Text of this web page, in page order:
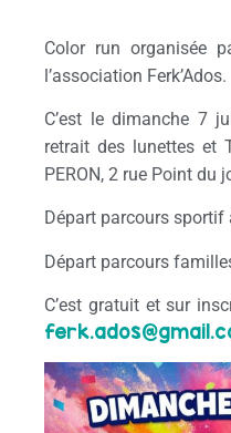
Color run organisée
l’association Ferk’Ados.
C’est le dimanche 7
retrait des lunettes et
PERON, 2 rue Point du
Départ parcours sportif
Départ parcours
C’est gratuit et sur